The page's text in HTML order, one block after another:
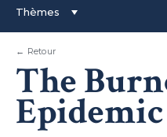
Thèmes
← Retour
The
Epidemic